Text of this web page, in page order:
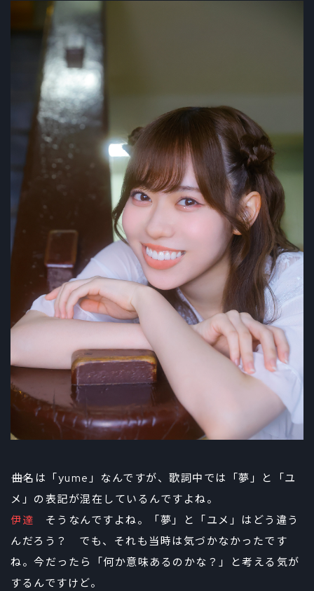
――曲名は「yume」なんですが、歌詞中では「夢」と「ユ
メ」の表記が混在しているんですよね。
伊達 そうなんですよね。「夢」と「ユメ」はどう違う
んだろう？ でも、それも当時は気づかなかったです
ね。今だったら「何か意味あるのかな？」と考える気が
するんですけど。